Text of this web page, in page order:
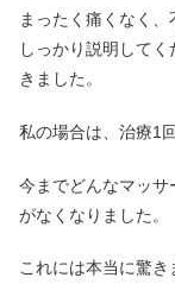
まったく痛くなく
しっかり説明して
きました。
私の場合は、治療1
今までどんなマッサ
がなくなりました。
これには本当に驚き